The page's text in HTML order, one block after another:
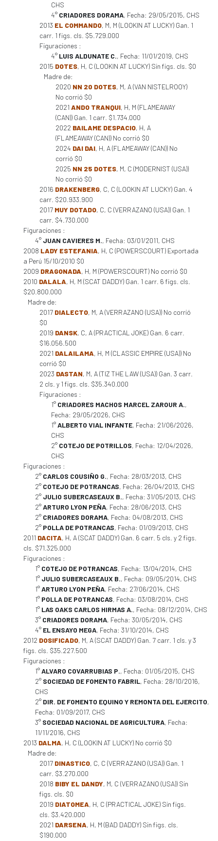
CHS
4° CRIADORES DORAMA, Fecha: 29/05/2015, CHS
2013 EL COMMANDO, M, M (LOOKIN AT LUCKY) Gan. 1
carr. 1 figs. cls. $5.729.000
Figuraciones :
4° LUIS ALDUNATE C., Fecha: 11/01/2019, CHS
2015 DOTES, H, C (LOOKIN AT LUCKY) Sin figs. cls. $0
Madre de:
2020 NN 20 DOTES, M, A (VAN NISTELROOY)
No corrió $0
2021 ANDO TRANQUI, H, M (FLAMEAWAY
(CAN)) Gan. 1 carr. $1.734.000
2022 BAILAME DESPACIO, H, A
(FLAMEAWAY (CAN)) No corrió $0
2024 DAI DAI, H, A (FLAMEAWAY (CAN)) No
corrió $0
2025 NN 25 DOTES, M, C (MODERNIST (USA))
No corrió $0
2016 DRAKENBERG, C, C (LOOKIN AT LUCKY) Gan. 4
carr. $20.933.900
2017 MUY DOTADO, C, C (VERRAZANO (USA)) Gan. 1
carr. $4.730.000
Figuraciones :
4° JUAN CAVIERES M., Fecha: 03/01/2011, CHS
2008 LADY ESTEFANIA, H, C (POWERSCOURT) Exportada
a Perú 15/10/2010 $0
2009 DRAGONADA, H, M (POWERSCOURT) No corrió $0
2010 DALALA, H, M (SCAT DADDY) Gan. 1 carr. 6 figs. cls.
$20.800.000
Madre de:
2017 DIALECTO, M, A (VERRAZANO (USA)) No corrió
$0
2019 DANSK, C, A (PRACTICAL JOKE) Gan. 6 carr.
$16.056.500
2021 DALAILAMA, H, M (CLASSIC EMPIRE (USA)) No
corrió $0
2023 DASTAN, M, A (TIZ THE LAW (USA)) Gan. 3 carr.
2 cls. y 1 figs. cls. $35.340.000
Figuraciones :
1° CRIADORES MACHOS MARCEL ZAROUR A.,
Fecha: 29/05/2026, CHS
1°ALBERTO VIAL INFANTE, Fecha: 21/06/2026,
CHS
2° COTEJO DE POTRILLOS, Fecha: 12/04/2026,
CHS
Figuraciones :
2° CARLOS COUSIÑO G., Fecha: 28/03/2013, CHS
2° COTEJO DE POTRANCAS, Fecha: 26/04/2013, CHS
2° JULIO SUBERCASEAUX B., Fecha: 31/05/2013, CHS
2°ARTURO LYON PEÑA, Fecha: 28/06/2013, CHS
2° CRIADORES DORAMA, Fecha: 04/08/2013, CHS
2° POLLA DE POTRANCAS, Fecha: 01/09/2013, CHS
2011 DACITA, H, A (SCAT DADDY) Gan. 6 carr. 5 cls. y 2 figs.
cls. $71.325.000
Figuraciones :
1° COTEJO DE POTRANCAS, Fecha: 13/04/2014, CHS
1° JULIO SUBERCASEAUX B., Fecha: 09/05/2014, CHS
1°ARTURO LYON PEÑA, Fecha: 27/06/2014, CHS
1° POLLA DE POTRANCAS, Fecha: 03/08/2014, CHS
1° LAS OAKS CARLOS HIRMAS A., Fecha: 08/12/2014, CHS
3° CRIADORES DORAMA, Fecha: 30/05/2014, CHS
4° EL ENSAYO MEGA, Fecha: 31/10/2014, CHS
2012 DOSIFICADO, M, A (SCAT DADDY) Gan. 7 carr. 1 cls. y 3
figs. cls. $35.227.500
Figuraciones :
1°ALVARO COVARRUBIAS P., Fecha: 01/05/2015, CHS
2° SOCIEDAD DE FOMENTO FABRIL, Fecha: 28/10/2016,
CHS
2° DIR. DE FOMENTO EQUINO Y REMONTA DEL EJERCITO,
Fecha: 01/09/2017, CHS
3° SOCIEDAD NACIONAL DE AGRICULTURA, Fecha:
11/11/2016, CHS
2013 DALMA, H, C (LOOKIN AT LUCKY) No corrió $0
Madre de:
2017 DINASTICO, C, C (VERRAZANO (USA)) Gan. 1
carr. $3.270.000
2018 BIBY EL DANDY, M, C (VERRAZANO (USA)) Sin
figs. cls. $0
2019 DIATOMEA, H, C (PRACTICAL JOKE) Sin figs.
cls. $3.420.000
2021 DARSENA, H, M (BAD DADDY) Sin figs. cls.
$190.000